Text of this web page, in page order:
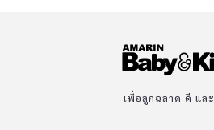
เพื่อลูกฉลาด ดี แล